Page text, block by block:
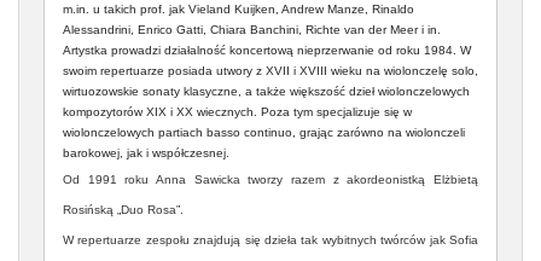
m.in. u takich prof. jak Vieland Kuijken, Andrew Manze, Rinaldo
Alessandrini, Enrico Gatti, Chiara Banchini, Richte van der Meer i in.
Artystka prowadzi działalność koncertową nieprzerwanie od roku 1984. W
swoim repertuarze posiada utwory z XVII i XVIII wieku na wiolonczelę solo,
wirtuozowskie sonaty klasyczne, a także większość dzieł wiolonczelowych
kompozytorów XIX i XX wiecznych. Poza tym specjalizuje się w
wiolonczelowych partiach basso continuo, grając zarówno na wiolonczeli
barokowej, jak i współczesnej.
Od 1991 roku Anna Sawicka tworzy razem z akordeonistką Elżbietą
Rosińską „Duo Rosa”.
W repertuarze zespołu znajdują się dzieła tak wybitnych twórców jak Sofia